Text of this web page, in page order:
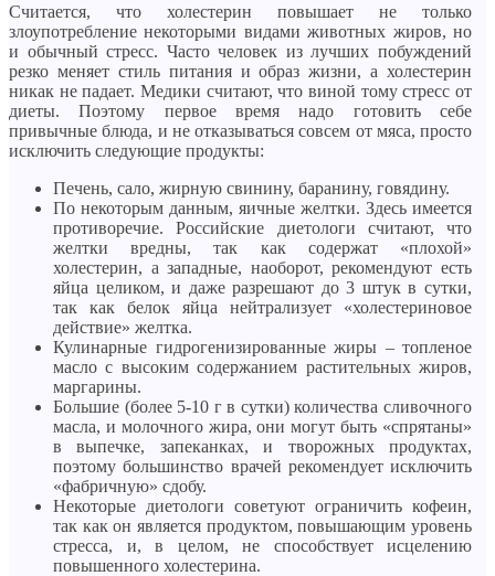
Считается, что холестерин повышает не только
злоупотребление некоторыми видами животных жиров, но
и обычный стресс. Часто человек из лучших побуждений
резко меняет стиль питания и образ жизни, а холестерин
никак не падает. Медики считают, что виной тому стресс от
диеты. Поэтому первое время надо готовить себе
привычные блюда, и не отказываться совсем от мяса, просто
исключить следующие продукты:
Печень, сало, жирную свинину, баранину, говядину.
По некоторым данным, яичные желтки. Здесь имеется
противоречие. Российские диетологи считают, что
желтки вредны, так как содержат «плохой»
холестерин, а западные, наоборот, рекомендуют есть
яйца целиком, и даже разрешают до 3 штук в сутки,
так как белок яйца нейтрализует «холестериновое
действие» желтка.
Кулинарные гидрогенизированные жиры – топленое
масло с высоким содержанием растительных жиров,
маргарины.
Большие (более 5-10 г в сутки) количества сливочного
масла, и молочного жира, они могут быть «спрятаны»
в выпечке, запеканках, и творожных продуктах,
поэтому большинство врачей рекомендует исключить
«фабричную» сдобу.
Некоторые диетологи советуют ограничить кофеин,
так как он является продуктом, повышающим уровень
стресса, и, в целом, не способствует исцелению
повышенного холестерина.